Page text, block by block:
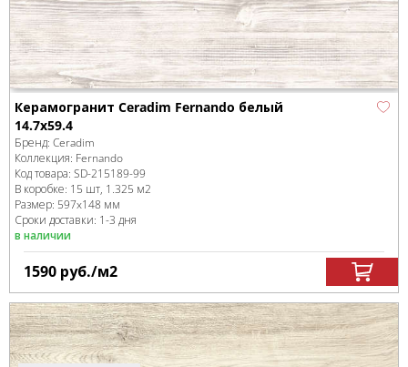
Керамогранит Ceradim Fernando белый
14.7х59.4
Бренд: Ceradim
Коллекция: Fernando
Код товара: SD-215189-99
В коробке: 15 шт, 1.325 м2
Размер: 597x148 мм
Сроки доставки: 1-3 дня
в наличии
1590 руб./м2